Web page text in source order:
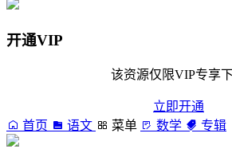
开通VIP
该资源仅限VIP专享
立即开通
首页
语文 菜单 数学 专辑